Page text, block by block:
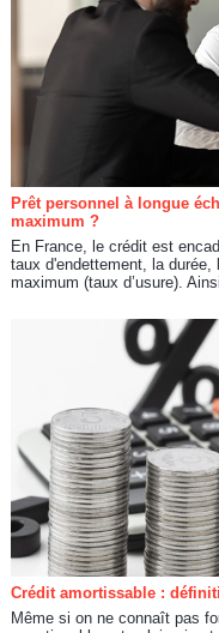
Prêt personnel à longue
maximum ?
En France, le crédit est
taux d'endettement, la durée,
maximum (taux d’usure).
Crédit amortissable :
Même si on ne connaît pas